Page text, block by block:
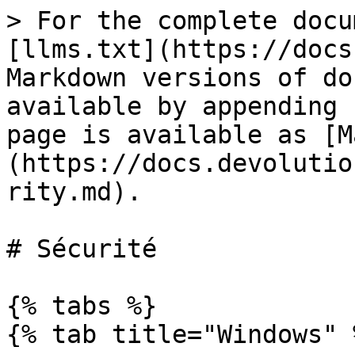
> For the complete
[llms.txt](https://
Markdown versions of
available by
page is available as
(https://
rity.md).
# Sécurité
{% tabs %}
{% tab title="Windows"